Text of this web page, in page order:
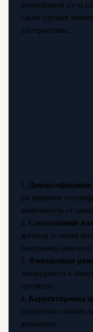
деривативов из-за
таких случаях
альтернативы:
1.
расширение
зависимость от
2. Согласование
договор условий
(например, евро
3. Финансовые
ликвидности в
кризисов.
4. Корректировка
оперативно менять
динамики.